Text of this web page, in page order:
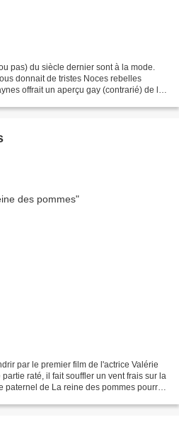
pas) du siècle dernier sont à la mode.
donnait de tristes Noces rebelles
offrait un aperçu gay (contrarié) de la
par le premier film de l'actrice Valérie
raté, il fait souffler un vent frais sur la
paternel de La reine des pommes pourrait